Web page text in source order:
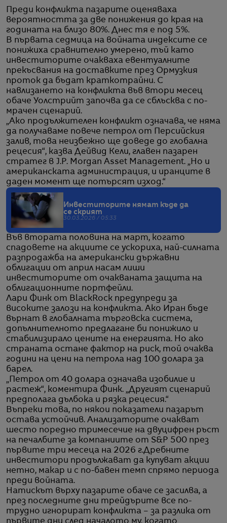
Преди конфликта пазарите оценяваха
вероятността за две понижения до края на
годината на близо 80%. Днес тя е под 5%.
В първата седмица на войната индексите се
понижиха сравнително умерено, тъй като
инвеститорите очакваха евентуалните
прекъсвания на доставките през Ормузкия
проток да бъдат краткотрайни. С
навлизането на конфликта във втори месец
обаче Уолстрийт започва да се сблъсква с по-
мрачен сценарий.
„Ако продължителен конфликт означава, че няма
да получаваме повече петрол от Персийския
залив, това неизбежно ще доведе до глобална
рецесия“, казва Дейвид Кели, главен пазарен
стратег в J.P. Morgan Asset Management. „Но и
американската администрация, и иранците в
даден момент ще потърсят изход.“
Инвеститорите нямат къде да
се скрият
30.03.2026 / 05:33
Във втората половина на март, когато
спадовете на акциите се ускориха, най-силната
разпродажба на американски държавни
облигации от април насам лиши
инвеститорите от очакваната защита на
облигационните портфейли.
Лари Финк от BlackRock предупреди за
високите залози на конфликта. Ако Иран бъде
върнат в глобалната търговска система,
допълнителното предлагане би понижило и
стабилизирало цените на енергията. Но ако
страната остане фактор на риск, той очаква
години на цени на петрола над 100 долара за
барел.
„Петрол от 40 долара означава изобилие и
растеж“, коментира Финк. „Другият сценарий
предполага дълбока и рязка рецесия.“
Въпреки това, по някои показатели пазарът
остава устойчив. Анализаторите очакват
шесто поредно тримесечие на двуцифрен ръст
на печалбите за компаниите от S&P 500 през
първите три месеца на 2026 г.Дребните
инвеститори продължават да купуват акции
нетно, макар и с по-бавен темп спрямо периода
преди войната.
Натискът върху пазарите обаче се засилва, а
през последните дни трейдърите все по-
трудно игнорират конфликта – за разлика от
първите дни след началото му, когато